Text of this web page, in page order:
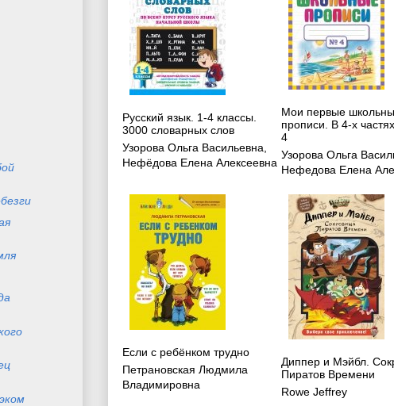
Русский язык. 1-4 классы.
3000 словарных слов
Узорова Ольга Васильевна
Нефёдова Елена Алексеевна
Мои первые
прописи. В 4-х
4
Узорова Ольга
Нефедова Елена
Если с ребёнком трудно
Петрановская Людмила
Владимировна
Диппер и Мэйбл.
Пиратов Времени
Rowe Jeffrey